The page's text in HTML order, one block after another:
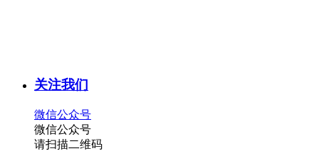
关注我们
微信公众号
微信公众号
请扫描二维码